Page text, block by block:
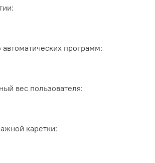
автоматических программ:
вес пользователя:
каретки: